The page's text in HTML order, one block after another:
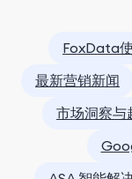
FoxData
最新营销新闻
市场洞察与